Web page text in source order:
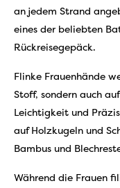
an jedem Strand
eines der beliebten
Rückreisegepäck.
Flinke Frauenhände
Stoff, sondern auch
Leichtigkeit und
auf Holzkugeln und
Bambus und
Während die Frauen